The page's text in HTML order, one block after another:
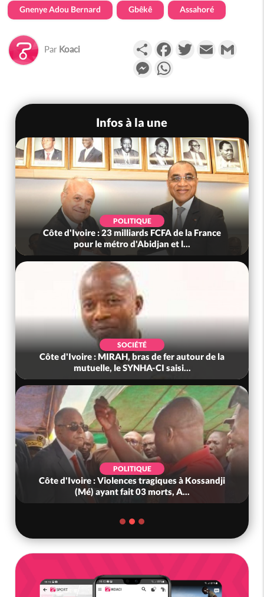
Gnenye Adou Bernard Gbêkê Assahoré
Par Koaci PartagerFacebookTwitterEmail
Messenger
Infos à la une
POLITIQUE
Côte d'Ivoire : 23 milliards FCFA de la France
pour le métro d'Abidjan et l...
SOCIÉTÉ
Côte d'Ivoire : MIRAH, bras de fer autour de la
mutuelle, le SYNHA-CI saisi...
POLITIQUE
Côte d'Ivoire : Violences tragiques à Kossandji
(Mé) ayant fait 03 morts, A...